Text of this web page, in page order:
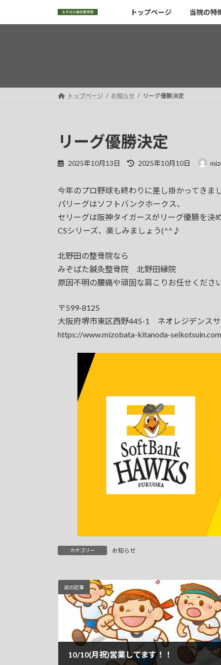
キ
に
トップページ 当院の特
トップページ お知らせ リーグ優勝決定
リーグ優勝決定
2025年10月13日
最
新
日
:
2025年10月10日
今年のプロ野球も終わりに差し掛かってきま
パリーグはソフトバンクホークス、
セリーグは阪神タイガースがリーグ優勝を決
CSシリーズ、楽しみましょう(^^♪
北野田の整骨院なら
みぞばた鍼灸整骨院 北野田縁院
原因不明の腰痛や頑固な肩こりお任せくださ
〒599-8125
大阪府堺市東区西野445-1 ネオレジデンス
https://www.mizobata-kitanoda-
カテゴリー お知らせ
前の記事
10/10(月祝)営業してます！！